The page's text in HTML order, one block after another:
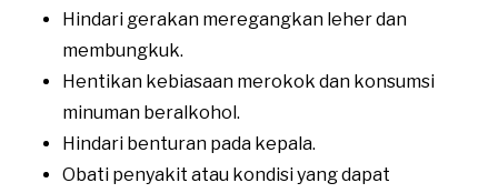
Hindari gerakan meregangkan leher dan
membungkuk.
Hentikan kebiasaan merokok dan konsumsi
minuman beralkohol.
Hindari benturan pada kepala.
Obati penyakit atau kondisi yang dapat